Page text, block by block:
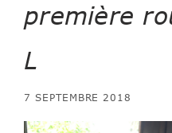
première
L
7 SEPTEMBRE 2018